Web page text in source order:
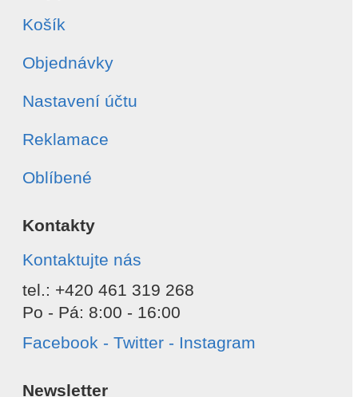
Košík
Objednávky
Nastavení účtu
Reklamace
Oblíbené
Kontakty
Kontaktujte nás
tel.: +420 461 319 268
Po - Pá: 8:00 - 16:00
Facebook - Twitter - Instagram
Newsletter